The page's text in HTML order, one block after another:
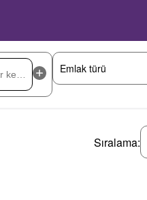
Sıralama: